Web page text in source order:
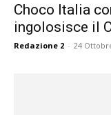
Choco Italia
ingolosisce il
Redazione 2 - 24